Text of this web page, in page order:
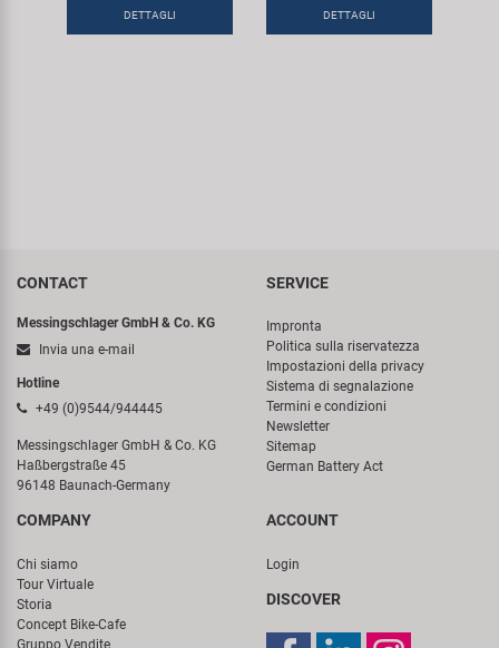
DETTAGLI DETTAGLI
CONTACT
Messingschlager GmbH & Co. KG
Invia una e-mail
Hotline
+49 (0)9544/944445
Messingschlager GmbH & Co. KG
Haßbergstraße 45
96148 Baunach-Germany
SERVICE
Impronta
Politica sulla riservatezza
Impostazioni della privacy
Sistema di segnalazione
Termini e condizioni
Newsletter
Sitemap
German Battery Act
COMPANY
Chi siamo
Tour Virtuale
Storia
Concept Bike-Cafe
Gruppo Vendite
ACCOUNT
Login
DISCOVER